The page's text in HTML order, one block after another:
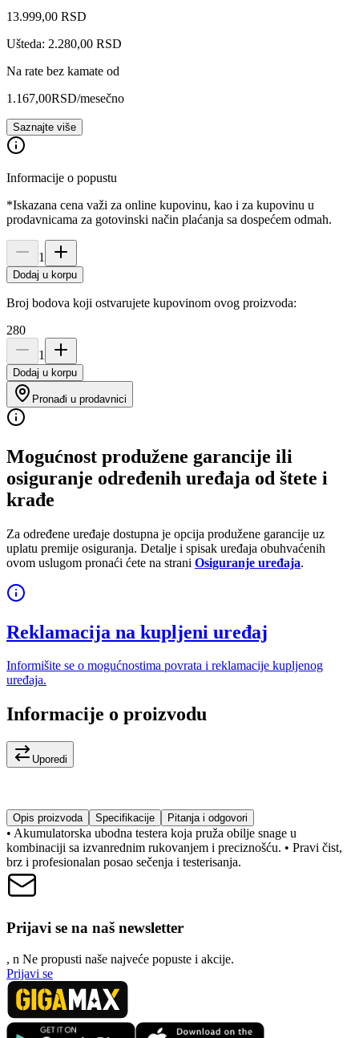
13.999,00 RSD
Ušteda: 2.280,00 RSD
Na rate bez kamate od
1.167,00RSD/mesečno
Saznajte više
Informacije o popustu
*Iskazana cena važi za online kupovinu, kao i za kupovinu u
prodavnicama za gotovinski način plaćanja sa dospećem odmah.
1
Dodaj u korpu
Broj bodova koji ostvarujete kupovinom ovog proizvoda:
280
1
Dodaj u korpu
Pronađi u prodavnici
Mogućnost produžene garancije ili
osiguranje određenih uređaja od štete i
krađe
Za određene uređaje dostupna je opcija produžene garancije uz
uplatu premije osiguranja. Detalje i spisak uređaja obuhvaćenih
ovom uslugom pronaći ćete na strani Osiguranje uređaja.
Reklamacija na kupljeni uređaj
Informišite se o mogućnostima povrata i reklamacije kupljenog
uređaja.
Informacije o proizvodu
Uporedi
Opis proizvoda Specifikacije Pitanja i odgovori
• Akumulatorska ubodna testera koja pruža obilje snage u
kombinaciji sa izvanrednim rukovanjem i preciznošću. • Pravi čist,
brz i profesionalan posao sečenja i testerisanja.
Prijavi se na naš newsletter
, n Ne propusti naše najveće popuste i akcije.
Prijavi se